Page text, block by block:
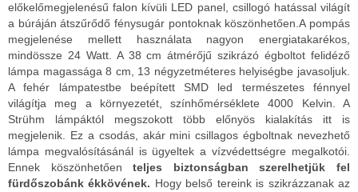
előkelőmegjelenésű falon kívüli LED panel, csillogó hatással világít
a búráján átszűrődő fénysugár pontoknak köszönhetően.A pompás
megjelenése mellett használata nagyon energiatakarékos,
mindössze 24 Watt. A 38 cm átmérőjű szikrázó égboltot felidéző
lámpa magassága 8 cm, 13 négyzetméteres helyiségbe javasoljuk.
A fehér lámpatestbe beépített SMD led természetes fénnyel
világítja meg a környezetét, színhőmérséklete 4000 Kelvin. A
Strühm lámpáktól megszokott több előnyös kialakítás itt is
megjelenik. Ez a csodás, akár mini csillagos égboltnak nevezhető
lámpa megvalósításánál is ügyeltek a vízvédettségre megalkotói.
Ennek köszönhetőenteljes biztonságban szerelhetjük fel
fürdőszobánk ékkövének. Hogy belső tereink is szikrázzanak az